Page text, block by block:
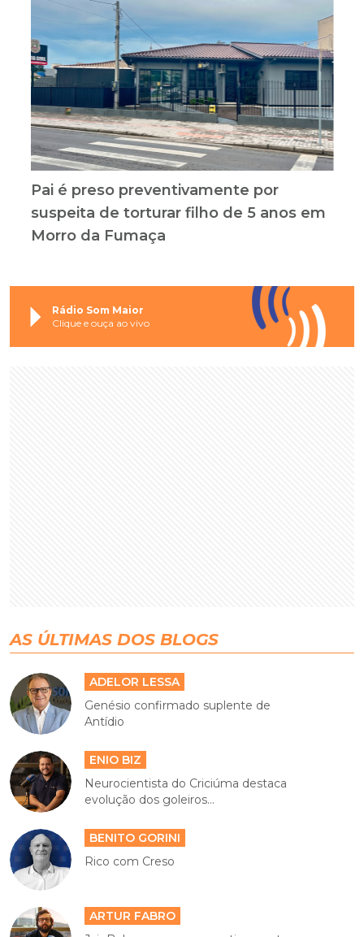
Pai é preso preventivamente por
suspeita de torturar filho de 5 anos em
Morro da Fumaça
ADELOR LESSA
Genésio confirmado suplente de
Antídio
ENIO BIZ
evolução dos goleiros...
BENITO GORINI
ARTUR FABRO
sozinho em 2018; a...